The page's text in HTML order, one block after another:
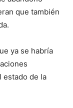
que también
ya se habría
estado de la